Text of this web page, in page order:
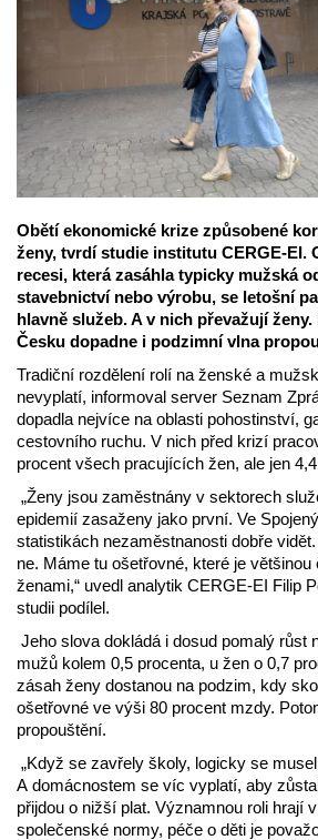
Obětí ekonomické krize způsobené
ženy, tvrdí studie institutu CERGE-EI.
recesi, která zasáhla typicky mužská
stavebnictví nebo výrobu, se letošní
hlavně služeb. A v nich převažují ženy.
Česku dopadne i podzimní vlna
Tradiční rozdělení rolí na ženské a
nevyplatí, informoval server Seznam
dopadla nejvíce na oblasti pohostinství,
cestovního ruchu. V nich před krizí
procent všech pracujících žen, ale jen
„Ženy jsou zaměstnány v sektorech
epidemií zasaženy jako první. Ve
statistikách nezaměstnanosti dobře
ne. Máme tu ošetřovné, které je většinou
ženami,“ uvedl analytik CERGE-EI Filip
studii podílel.
Jeho slova dokládá i dosud pomalý růst
mužů kolem 0,5 procenta, u žen o 0,7
zásah ženy dostanou na podzim, kdy
ošetřovné ve výši 80 procent mzdy.
propouštění.
„Když se zavřely školy, logicky se
A domácnostem se víc vyplatí, aby
přijdou o nižší plat. Významnou roli hrají
společenské normy, péče o děti je